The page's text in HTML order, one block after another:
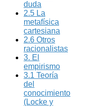
duda
2.5 La
metafísica
cartesiana
2.6 Otros
racionalistas
3. El
empirismo
3.1 Teoría
del
conocimiento
(Locke y